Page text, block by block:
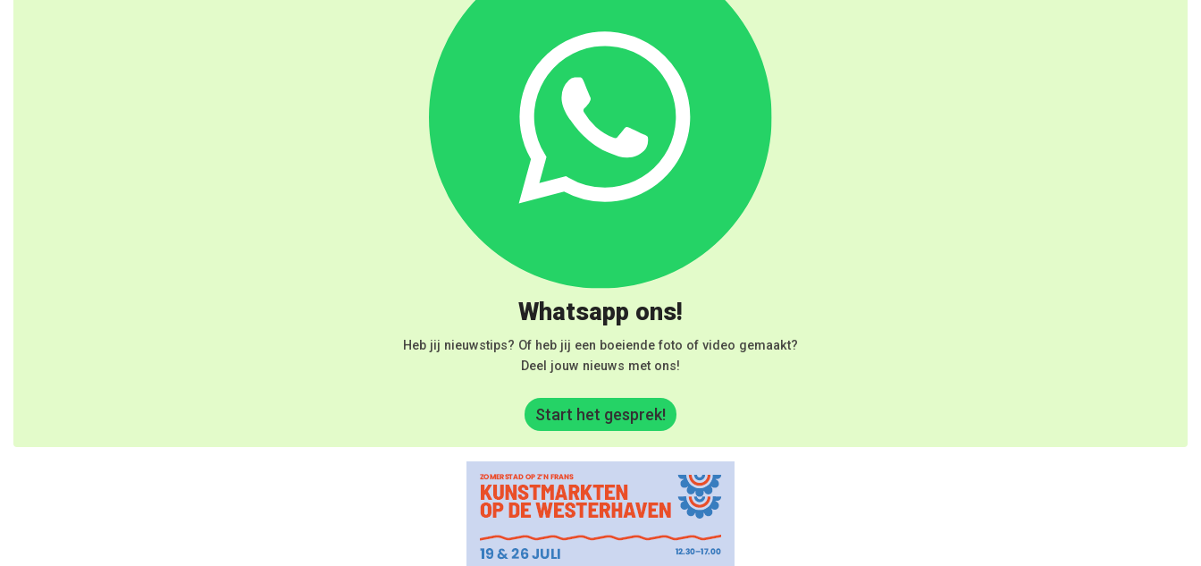
Whatsapp ons!
Heb jij nieuwstips? Of heb jij een boeiende foto of video gemaakt?
Deel jouw nieuws met ons!
Start het gesprek!